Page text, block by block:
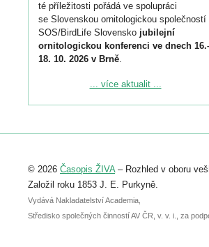
té příležitosti pořádá ve spolupráci
se Slovenskou ornitologickou společností
SOS/BirdLife Slovensko jubilejní
ornitologickou konferenci ve dnech
18. 10. 2026 v Brně.
Podrobnější informace ke konferenci
Registrovat se můžete do 6. září.
abstraktu přihlášené přednášky nebo
posteru je už 30. června.
... více aktualit ...
© 2026 Časopis ŽIVA– Rozhled v oboru
Založil roku 1853 J. E. Purkyně.
Vydává Nakladatelství Academia,
Středisko společných činností AV ČR, v. v. i., za